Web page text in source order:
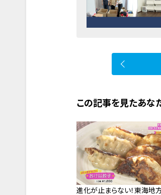
この記事を見たあな
進化が止まらない！東海地